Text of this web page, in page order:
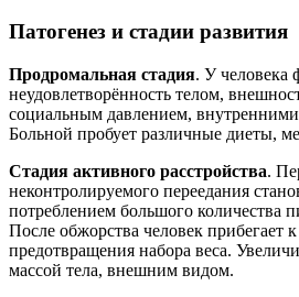
Патогенез и стадии развития
Продромальная стадия. У человека
неудовлетворённость телом,
социальным давлением,
Больной пробует различные диеты,
Стадия активного расстройства.
неконтролируемого переедания
потреблением большого количества
После обжорства человек прибегает
предотвращения набора веса.
массой тела, внешним видом.